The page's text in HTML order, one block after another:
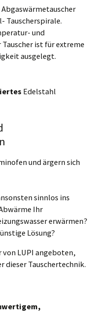
Tauscherspirale.
und
ist für extreme
ausgelegt.
Edelstahl
und ärgern sich
sinnlos ins
Ihr
erwärmen?
Lösung?
von LUPI angeboten,
dieser Tauschertechnik.